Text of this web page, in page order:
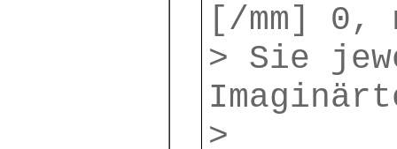
[/mm] 0,
> Sie
>